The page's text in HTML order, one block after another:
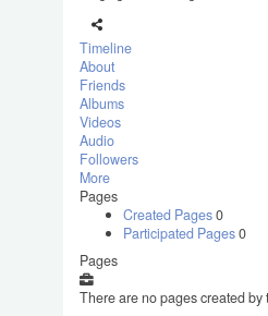
Timeline
About
Friends
Albums
Videos
Audio
Followers
More
Pages
Created Pages0
Participated Pages0
Pages
There are no pages created by